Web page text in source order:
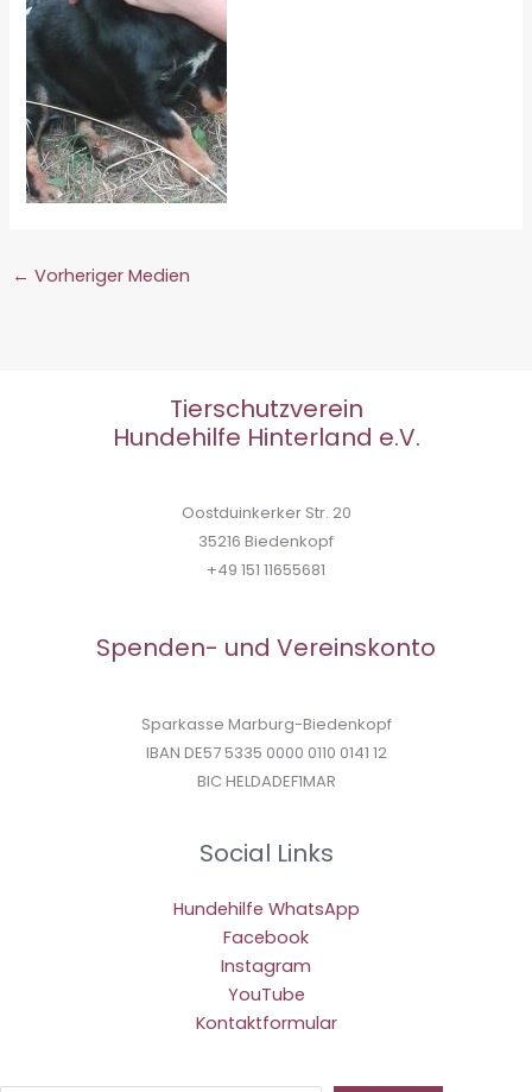
← Vorheriger Medien
Tierschutzverein
Hundehilfe Hinterland e.V.
Oostduinkerker Str. 20
35216 Biedenkopf
+49 151 11655681
Spenden- und Vereinskonto
Sparkasse Marburg-Biedenkopf
IBAN DE57 5335 0000 0110 0141 12
BIC HELDADEF1MAR
Social Links
Hundehilfe WhatsApp
Facebook
Instagram
YouTube
Kontaktformular